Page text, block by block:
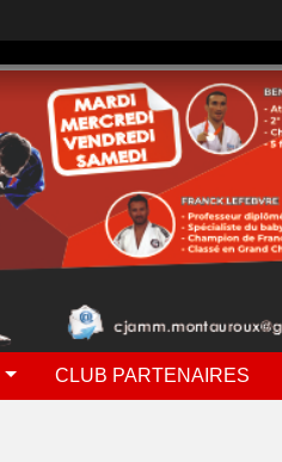
CLUB PARTENAIRES